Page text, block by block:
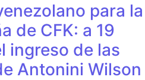
para la
de CFK: a 19
ingreso de las
Antonini Wilson